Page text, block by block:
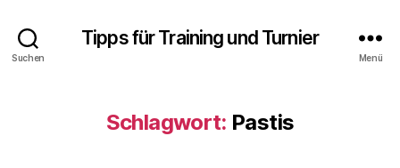
Suchen
Tipps für Training und Turnier
Menü
Schlagwort: Pastis